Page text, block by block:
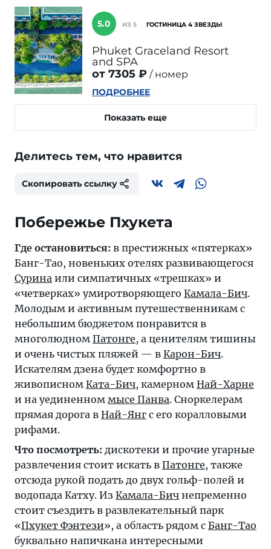
5.0 ИЗ 5 ГОСТИНИЦА 4 ЗВЕЗДЫ
Phuket Graceland Resort
and SPA
от 7305 ₽
номер
ПОДРОБНЕЕ
Показать еще
Делитесь тем, что нравится
Скопировать ссылку
Где остановиться: в престижных «пятерках»
Банг-Тао, новеньких отелях развивающегося
Сурина или симпатичных «трешках» и
«четверках» умиротворяющего Камала-Бич.
Молодым и активным путешественникам с
небольшим бюджетом понравится в
многолюдном Патонге, а ценителям тишины
и очень чистых пляжей — в Карон-Бич.
Искателям дзена будет комфортно в
живописном Ката-Бич, камерном Най-Харне
и на уединенном мысе Панва. Сноркелерам
прямая дорога в Най-Янг с его коралловыми
рифами.
Что посмотреть: дискотеки и прочие угарные
развлечения стоит искать в Патонге, также
отсюда рукой подать до двух гольф-полей и
водопада Катху. Из Камала-Бич непременно
стоит съездить в развлекательный парк
«Пхукет Фэнтези», а область рядом с Банг-Тао
буквально напичкана интересными